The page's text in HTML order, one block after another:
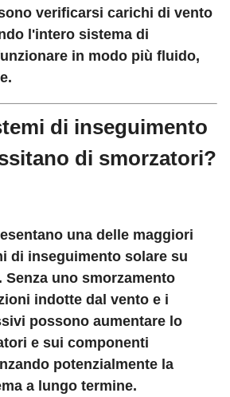
verificarsi carichi di vento
l'intero sistema di
in modo più fluido,
di inseguimento
di smorzatori?
una delle maggiori
di inseguimento solare su
uno smorzamento
indotte dal vento e i
possono aumentare lo
e sui componenti
potenzialmente la
a lungo termine.